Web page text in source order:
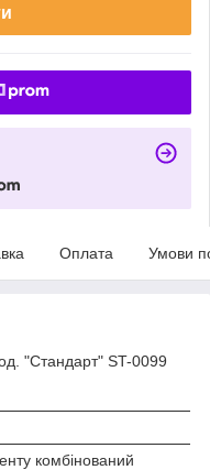
Оплата Умови
"Стандарт" ST-0099
комбінований